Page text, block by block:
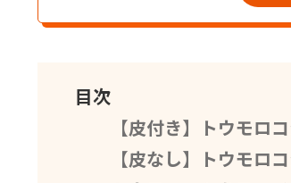
目次
【皮付き】トウモロ
【皮なし】トウモロ